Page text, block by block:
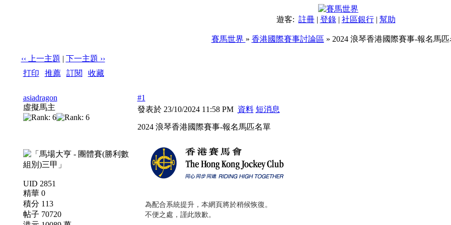
遊客: 註冊| 登錄| 社區銀行| 幫助
賽馬世界 » 香港國際賽事討論區 » 2024 浪琴香港國際賽事-報名馬
‹‹ 上一主題 | 下一主題 ››
打印
推薦| 訂閱
收藏
asiadragon
虛擬馬主
UID 2851
精華 0
積分 113
帖子 70720
#1
發表於 23/10/2024 11:58 PM 資料 短消息
2024 浪琴香港國際賽事-報名馬匹名單